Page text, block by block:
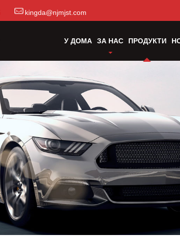
kingda@njmjst.com
У ДОМА ЗА НАС ПРОДУКТИ